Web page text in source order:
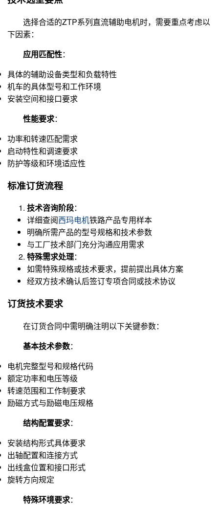
选择合适的ZTP系列直流辅助电机时，需要重点考虑以
下因素：
应用匹配性：
具体的辅助设备类型和负载特性
机车的具体型号和工作环境
安装空间和接口要求
性能要求：
功率和转速匹配需求
启动特性和调速要求
防护等级和环境适应性
标准订货流程
技术咨询阶段：
详细查阅西玛电机铁路产品专用样本
明确所需产品的型号规格和技术参数
与工厂技术部门充分沟通应用需求
特殊需求处理：
如需特殊规格或技术要求，提前提出具体方案
经双方技术确认后签订专项合同或技术协议
订货技术要求
在订货合同中需明确注明以下关键参数：
基本技术参数：
电机完整型号和规格代码
额定功率和电压等级
转速范围和工作制要求
励磁方式与励磁电压规格
结构配置要求：
安装结构形式具体要求
出轴配置和连接方式
出线盒位置和接口形式
旋转方向规定
特殊环境要求：